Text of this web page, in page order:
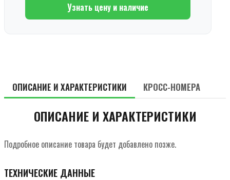
Узнать цену и наличие
ОПИСАНИЕ И ХАРАКТЕРИСТИКИ КРОСС-НОМЕРА
ОПИСАНИЕ И ХАРАКТЕРИСТИКИ
Подробное описание товара будет добавлено позже.
ТЕХНИЧЕСКИЕ ДАННЫЕ